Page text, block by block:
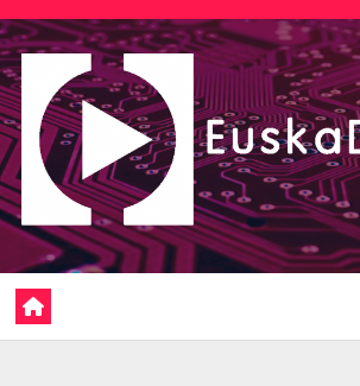
Saltar
al
contenido